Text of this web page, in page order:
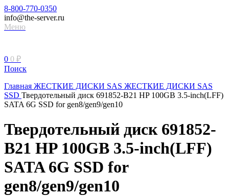
8-800-770-0350
info@the-server.ru
Меню
0 0 ₽
Поиск
Главная ЖЕСТКИЕ ДИСКИ SAS ЖЕСТКИЕ ДИСКИ SAS
SSD Твердотельный диск 691852-B21 HP 100GB 3.5-inch(LFF)
SATA 6G SSD for gen8/gen9/gen10
Твердотельный диск 691852-
B21 HP 100GB 3.5-inch(LFF)
SATA 6G SSD for
gen8/gen9/gen10